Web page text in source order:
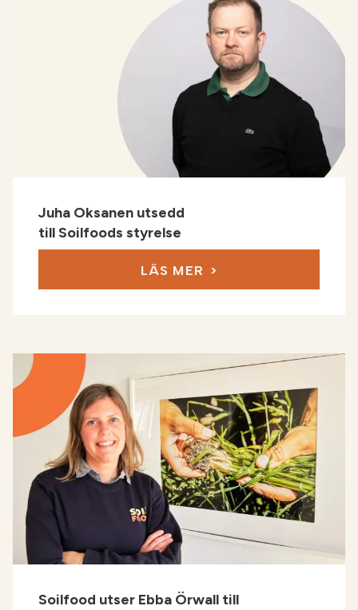
Juha Oksanen utsedd
till Soilfoods styrelse
LÄS MER
Soilfood utser Ebba Örwall till